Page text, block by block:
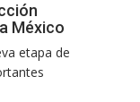
México
etapa de